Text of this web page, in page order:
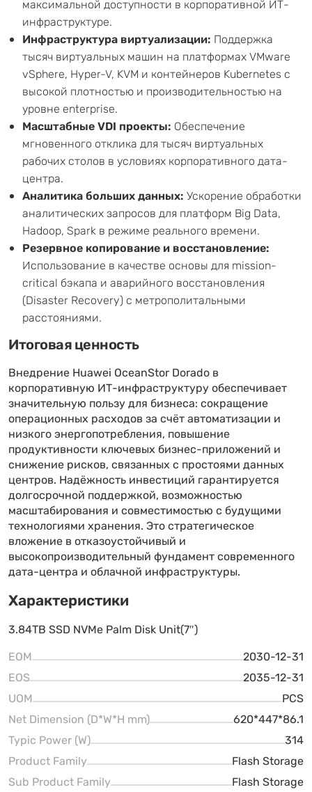
максимальной доступности в корпоративной ИТ-
инфраструктуре.
Инфраструктура виртуализации: Поддержка
тысяч виртуальных машин на платформах VMware
vSphere, Hyper-V, KVM и контейнеров Kubernetes с
высокой плотностью и производительностью на
уровне enterprise.
Масштабные VDI проекты: Обеспечение
мгновенного отклика для тысяч виртуальных
рабочих столов в условиях корпоративного дата-
центра.
Аналитика больших данных: Ускорение обработки
аналитических запросов для платформ Big Data,
Hadoop, Spark в режиме реального времени.
Резервное копирование и восстановление:
Использование в качестве основы для mission-
critical бэкапа и аварийного восстановления
(Disaster Recovery) с метрополитальными
расстояниями.
Итоговая ценность
Внедрение Huawei OceanStor Dorado в
корпоративную ИТ-инфраструктуру обеспечивает
значительную пользу для бизнеса: сокращение
операционных расходов за счёт автоматизации и
низкого энергопотребления, повышение
продуктивности ключевых бизнес-приложений и
снижение рисков, связанных с простоями данных
центров. Надёжность инвестиций гарантируется
долгосрочной поддержкой, возможностью
масштабирования и совместимостью с будущими
технологиями хранения. Это стратегическое
вложение в отказоустойчивый и
высокопроизводительный фундамент современного
дата-центра и облачной инфраструктуры.
Характеристики
3.84TB SSD NVMe Palm Disk Unit(7″)
EOM
2030-12-31
EOS
2035-12-31
UOM
PCS
Net Dimension (D*W*H mm)
620*447*86.1
Typic Power (W)
314
Product Family
Flash Storage
Sub Product Family
Flash Storage